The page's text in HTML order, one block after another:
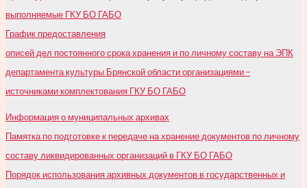
выполняемые ГКУ БО ГАБО
График предоставления
описей дел постоянного срока хранения и по личному составу на ЭПК
департамента культуры Брянской области организациями –
источниками комплектования ГКУ БО ГАБО
Информация о муниципальных архивах
Памятка по подготовке к передаче на хранение документов по личному
составу ликвидированных организаций в ГКУ БО ГАБО
Порядок использования архивных документов в государственных и